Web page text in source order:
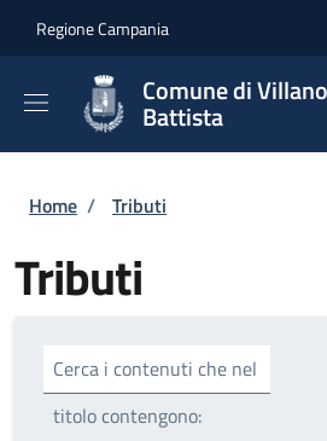
Regione Campania
Comune di
Battista
Briciole di pane
Home / Tributi
Tributi
Cerca i contenuti che nel
titolo contengono: